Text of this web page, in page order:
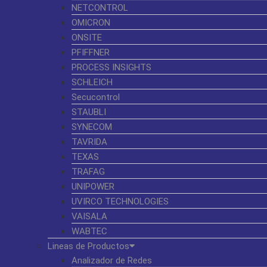
NETCONTROL
OMICRON
ONSITE
PFIFFNER
PROCESS INSIGHTS
SCHLEICH
Secucontrol
STAUBLI
SYNECOM
TAVRIDA
TEXAS
TRAFAG
UNIPOWER
UVIRCO TECHNOLOGIES
VAISALA
WABTEC
Lineas de Productos
Analizador de Redes